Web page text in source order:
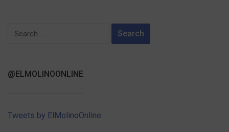
Search
@ELMOLINOONLINE
Tweets by ElMolinoOnline